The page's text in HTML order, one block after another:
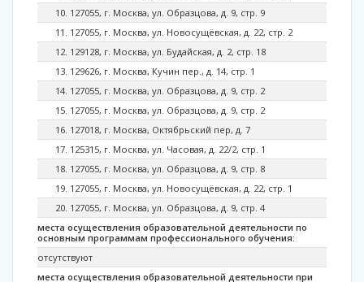
127055, г. Москва, ул. Образцова, д. 9, стр. 9
127055, г. Москва, ул. Новосущёвская, д. 22, стр. 2
129128, г. Москва, ул. Будайская, д. 2, стр. 18
129626, г. Москва, Кучин пер., д. 14, стр. 1
127055, г. Москва, ул. Образцова, д. 9, стр. 2
127055, г. Москва, ул. Образцова, д. 9, стр. 2
127018, г. Москва, Октябрьский пер, д. 7
125315, г. Москва, ул. Часовая, д. 22/2, стр. 1
127055, г. Москва, ул. Образцова, д. 9, стр. 8
127055, г. Москва, ул. Новосущёвская, д. 22, стр. 1
127055, г. Москва, ул. Образцова, д. 9, стр. 4
места осуществления образовательной деятельности по
основным программам профессионального обучения:
отсутствуют
места осуществления образовательной деятельности при